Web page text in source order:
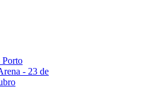
Porto
- 23 de